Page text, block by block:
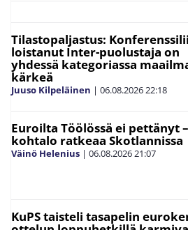
Tilastopaljastus:
loistanut Inter-puolustaja on
yhdessä kategoriassa
kärkeä
Juuso Kilpeläinen | 06.08.202622:18
Euroilta Töölössä ei pettänyt –
kohtalo ratkeaa Skotlannissa
Väinö Helenius | 06.08.202621:07
KuPS taisteli tasapelin